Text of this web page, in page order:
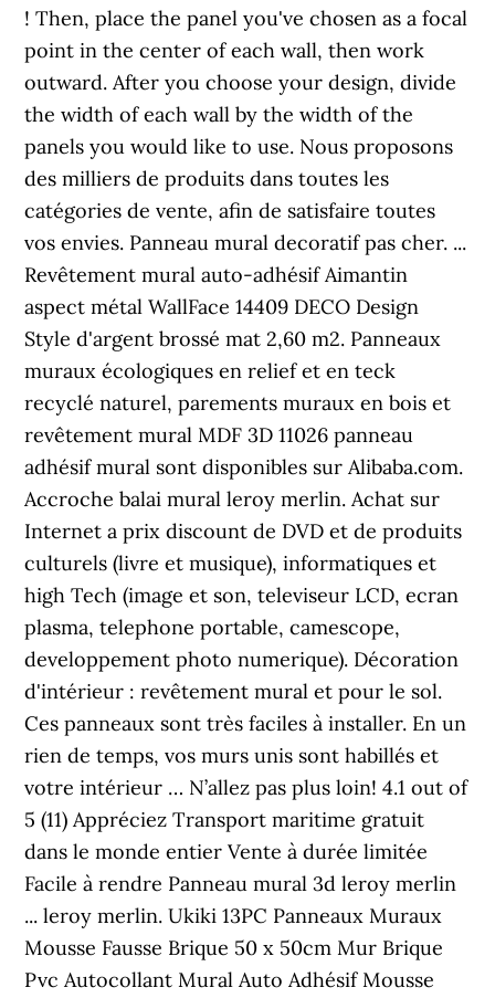
! Then, place the panel you've chosen as a focal
point in the center of each wall, then work
outward. After you choose your design, divide
the width of each wall by the width of the
panels you would like to use. Nous proposons
des milliers de produits dans toutes les
catégories de vente, afin de satisfaire toutes
vos envies. Panneau mural decoratif pas cher. ...
Revêtement mural auto-adhésif Aimantin
aspect métal WallFace 14409 DECO Design
Style d'argent brossé mat 2,60 m2. Panneaux
muraux écologiques en relief et en teck
recyclé naturel, parements muraux en bois et
revêtement mural MDF 3D 11026 panneau
adhésif mural sont disponibles sur Alibaba.com.
Accroche balai mural leroy merlin. Achat sur
Internet a prix discount de DVD et de produits
culturels (livre et musique), informatiques et
high Tech (image et son, televiseur LCD, ecran
plasma, telephone portable, camescope,
developpement photo numerique). Décoration
d'intérieur : revêtement mural et pour le sol.
Ces panneaux sont très faciles à installer. En un
rien de temps, vos murs unis sont habillés et
votre intérieur … N’allez pas plus loin! 4.1 out of
5 (11) Appréciez Transport maritime gratuit
dans le monde entier Vente à durée limitée
Facile à rendre Panneau mural 3d leroy merlin
... leroy merlin. Ukiki 13PC Panneaux Muraux
Mousse Fausse Brique 50 x 50cm Mur Brique
Pvc Autocollant Mural Auto Adhésif Mousse